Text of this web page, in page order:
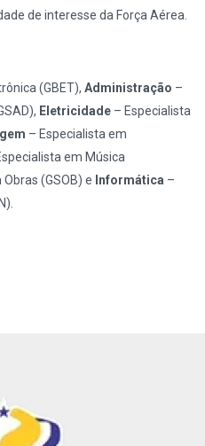
de interesse da Força Aérea.
(GBET), Administração –
Eletricidade – Especialista
– Especialista em
em Música
(GSOB) e Informática –